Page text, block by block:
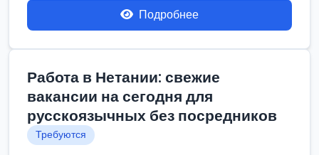
Подробнее
Работа в Нетании: свежие
вакансии на сегодня для
русскоязычных без посредников
Требуются